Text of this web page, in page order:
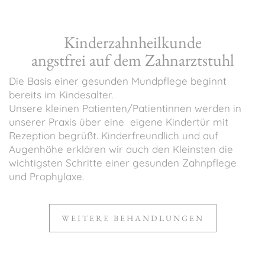
Kinderzahnheilkunde
angstfrei auf dem Zahnarztstuhl
Die Basis einer gesunden Mundpflege beginnt
bereits im Kindesalter.
Unsere kleinen Patienten/Patientinnen werden in
unserer Praxis über eine eigene Kindertür mit
Rezeption begrüßt. Kinderfreundlich und auf
Augenhöhe erklären wir auch den Kleinsten die
wichtigsten Schritte einer gesunden Zahnpflege
und Prophylaxe.
WEITERE BEHANDLUNGEN